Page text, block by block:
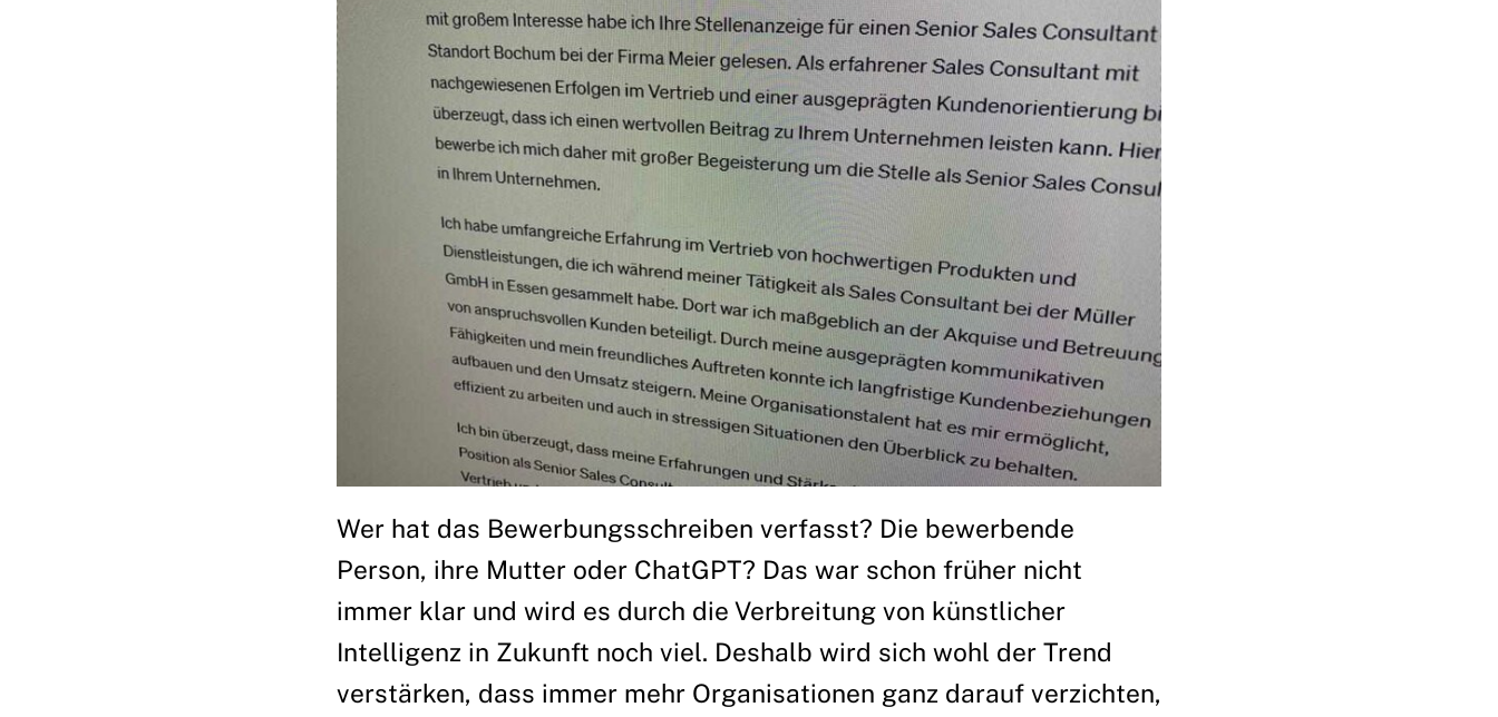
Wer hat das Bewerbungsschreiben verfasst? Die bewerbende
Person, ihre Mutter oder ChatGPT? Das war schon früher nicht
immer klar und wird es durch die Verbreitung von künstlicher
Intelligenz in Zukunft noch viel. Deshalb wird sich wohl der Trend
verstärken, dass immer mehr Organisationen ganz darauf verzichten,